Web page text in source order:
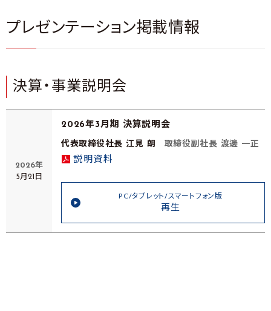
プレゼンテーション掲載情報
決算・事業説明会
2026年
5月21日
2026年3月期 決算説明会
代表取締役社長 江見 朗 取締役副社長 渡邊 一正
説明資料
PC/タブレット/スマートフォン版
再生